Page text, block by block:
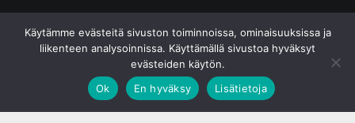
Käytämme evästeitä sivuston toiminnoissa, ominaisuuksissa ja
liikenteen analysoinnissa. Käyttämällä sivustoa hyväksyt
evästeiden käytön.
Ok
En hyväksy Lisätietoja